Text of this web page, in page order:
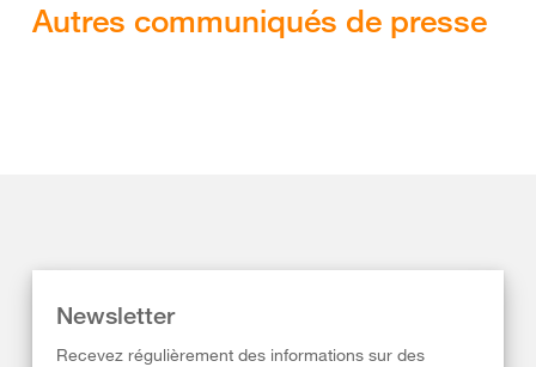
Autres communiqués de presse
Newsletter
Recevez régulièrement des informations sur des